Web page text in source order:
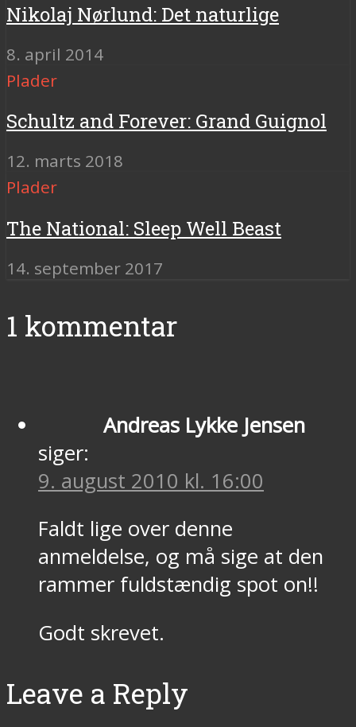
Nikolaj Nørlund: Det naturlige
8. april 2014
Plader
Schultz and Forever: Grand Guignol
12. marts 2018
Plader
The National: Sleep Well Beast
14. september 2017
1 kommentar
Andreas Lykke Jensen
siger:
9. august 2010 kl. 16:00
Faldt lige over denne
anmeldelse, og må sige at den
rammer fuldstændig spot on!!
Godt skrevet.
Leave a Reply